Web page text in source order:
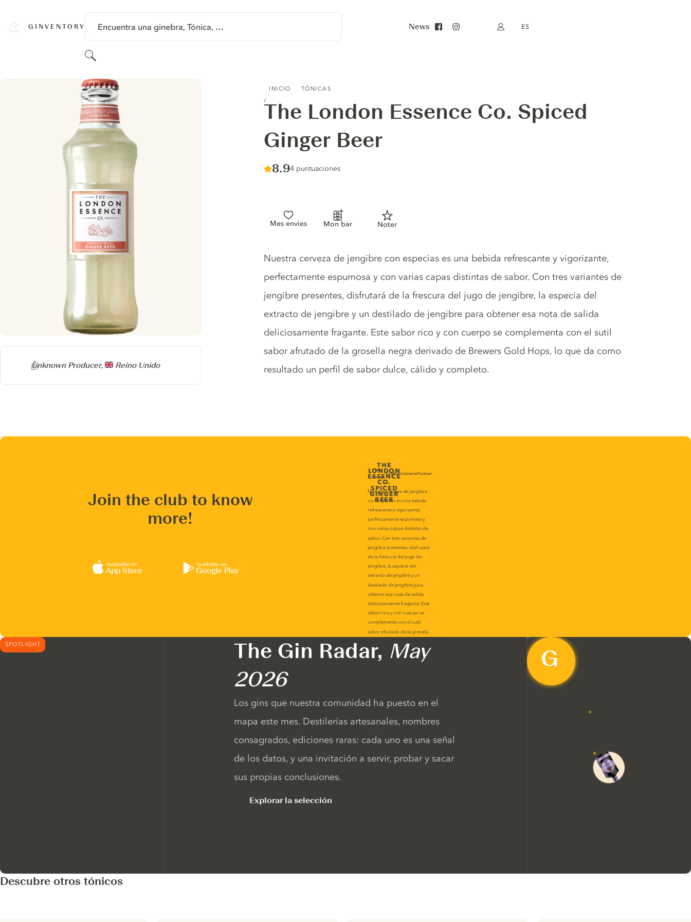
GINVENTORY Encuentra una ginebra, Tónica, …
Buscar
News Mi cuenta
ES
INICIO TÓNICAS
The London Essence Co. Spiced
Ginger Beer
Score :
8.9/ 10
4 puntuaciones
Mes envies Mon bar Noter
Producer
Unknown Producer, Reino Unido
Tonic description
Nuestra cerveza de jengibre con especias es una bebida refrescante y vigorizante,
perfectamente espumosa y con varias capas distintas de sabor. Con tres variantes de
jengibre presentes, disfrutará de la frescura del jugo de jengibre, la especia del
extracto de jengibre y un destilado de jengibre para obtener esa nota de salida
deliciosamente fragante. Este sabor rico y con cuerpo se complementa con el sutil
sabor afrutado de la grosella negra derivado de Brewers Gold Hops, lo que da como
resultado un perfil de sabor dulce, cálido y completo.
Join the club to know
more!
Available on
App Store
Available on
Google Play
SPOTLIGHT The Gin Radar, May
2026
Los gins que nuestra comunidad ha puesto en el
mapa este mes. Destilerías artesanales, nombres
consagrados, ediciones raras: cada uno es una señal
de los datos, y una invitación a servir, probar y sacar
sus propias conclusiones.
Explorar la selección
Descubre otros tónicos